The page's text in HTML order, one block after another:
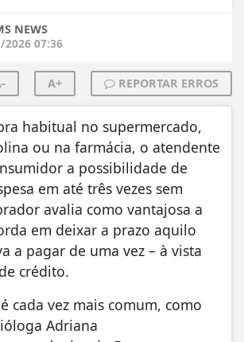
NEWS
2026 07:36
A+ REPORTAR ERROS
habitual no supermercado,
ou na farmácia, o atendente
a possibilidade de
em até três vezes sem
avalia como vantajosa a
em deixar a prazo aquilo
a pagar de uma vez – à vista
crédito.
cada vez mais comum, como
Adriana